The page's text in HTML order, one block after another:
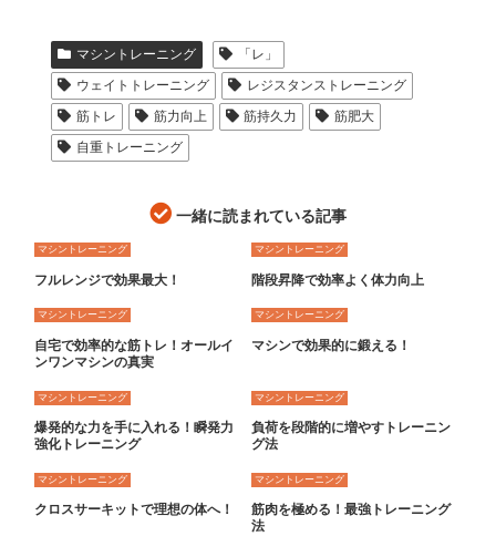
マシントレーニング
「レ」
ウェイトトレーニング
レジスタンストレーニング
筋トレ
筋力向上 筋持久力
筋肥大
自重トレーニング
一緒に読まれている記事
マシントレーニング
フルレンジで効果最大！
マシントレーニング
階段昇降で効率よく体力向上
マシントレーニング
自宅で効率的な筋トレ！オールイ
ンワンマシンの真実
マシントレーニング
マシンで効果的に鍛える！
マシントレーニング
爆発的な力を手に入れる！瞬発力
強化トレーニング
マシントレーニング
負荷を段階的に増やすトレーニン
グ法
マシントレーニング
クロスサーキットで理想の体へ！
マシントレーニング
筋肉を極める！最強トレーニング
法